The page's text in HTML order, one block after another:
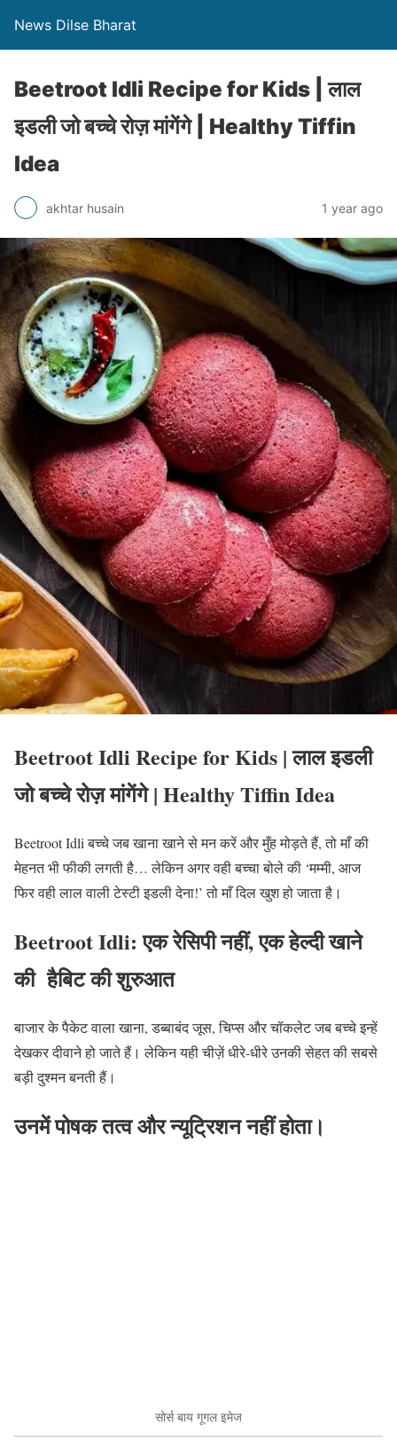
News Dilse Bharat
Beetroot Idli Recipe for Kids | लाल
इडली जो बच्चे रोज़ मांगेंगे | Healthy Tiffin
Idea
akhtar husain 1 year ago
Beetroot Idli Recipe for Kids | लाल इडली
जो बच्चे रोज़ मांगेंगे | Healthy Tiffin Idea
Beetroot Idli बच्चे जब खाना खाने से मन करें और मुँह मोड़ते हैं, तो माँ की
मेहनत भी फीकी लगती है… लेकिन अगर वही बच्चा बोले की ‘मम्मी, आज
फिर वही लाल वाली टेस्टी इडली देना!’ तो माँ दिल खुश हो जाता है।
Beetroot Idli: एक रेसिपी नहीं, एक हेल्दी खाने
की हैबिट की शुरुआत
बाजार के पैकेट वाला खाना, डब्बाबंद जूस, चिप्स और चॉकलेट जब बच्चे इन्हें
देखकर दीवाने हो जाते हैं। लेकिन यही चीज़ें धीरे-धीरे उनकी सेहत की सबसे
बड़ी दुश्मन बनती हैं।
उनमें पोषक तत्व और न्यूट्रिशन नहीं होता।
सोर्स बाय गूगल इमेज